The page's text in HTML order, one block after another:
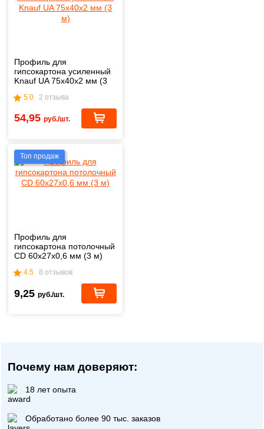
Профиль для
гипсокартона усиленный
Knauf UA 75x40x2 мм (3
5.0 2 отзыва
54,95 руб./шт.
Топ продаж
Профиль для
гипсокартона потолочный
CD 60х27х0,6 мм (3 м)
4.5 8 отзывов
9,25 руб./шт.
Почему нам доверяют:
18 лет опыта
Обработано более 90 тыс. заказов